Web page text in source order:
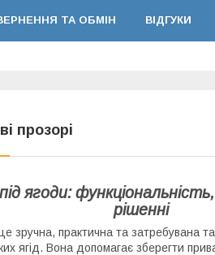
ТА ОБМІН ВІДГУКИ
прозорі
ягоди:
рішенні
зручна, практична та затребувана
ягід. Вона допомагає зберегти